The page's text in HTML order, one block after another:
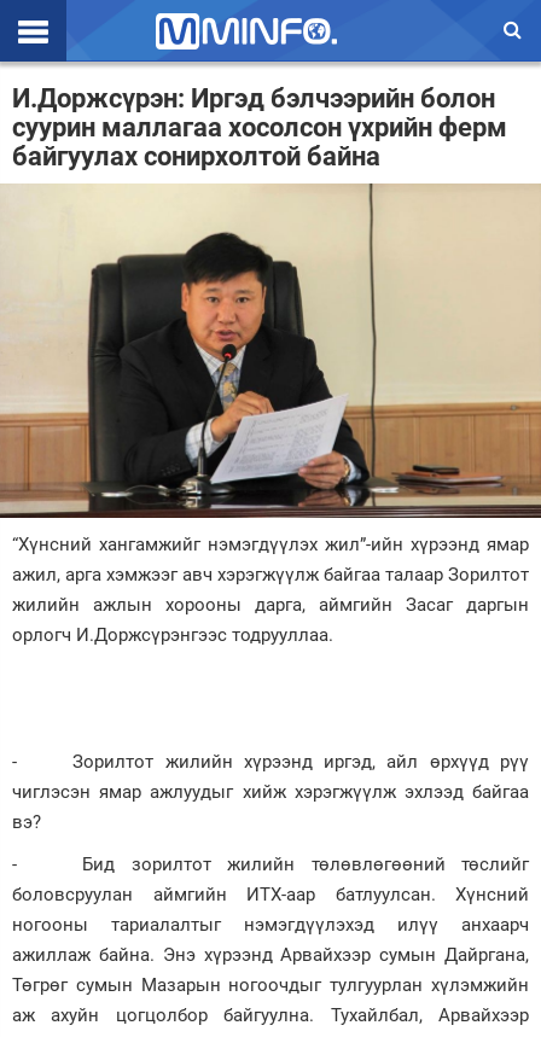
Эхлэл
Цаг агаар
Валют ханш
Эдийн засаг
Нийгэм
Дэлхий
Зурхай
И.Доржсүрэн: Иргэд бэлчээрийн болон
суурин маллагаа хосолсон үхрийн ферм
байгуулах сонирхолтой байна
“Хүнсний хангамжийг нэмэгдүүлэх жил”-ийн хүрээнд ямар
ажил, арга хэмжээг авч хэрэгжүүлж байгаа талаар Зорилтот
жилийн ажлын хорооны дарга, аймгийн Засаг даргын
орлогч И.Доржсүрэнгээс тодрууллаа.
- Зорилтот жилийн хүрээнд иргэд, айл өрхүүд рүү
чиглэсэн ямар ажлуудыг хийж хэрэгжүүлж эхлээд байгаа
вэ?
- Бид зорилтот жилийн төлөвлөгөөний төслийг
боловсруулан аймгийн ИТХ-аар батлуулсан. Хүнсний
ногооны тариалалтыг нэмэгдүүлэхэд илүү анхаарч
ажиллаж байна. Энэ хүрээнд Арвайхээр сумын Дайргана,
Төгрөг сумын Мазарын ногоочдыг тулгуурлан хүлэмжийн
аж ахуйн цогцолбор байгуулна. Тухайлбал, Арвайхээр